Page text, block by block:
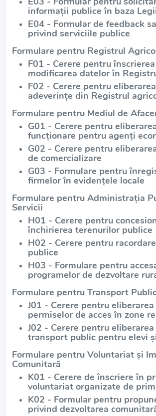
informații publice în baza
E04 - Formular de feedback
privind serviciile publice
Formulare pentru Registrul
F01 - Cerere pentru
modificarea datelor în
F02 - Cerere pentru
adeverințe din Registrul
Formulare pentru Mediul de
G01 - Cerere pentru
funcționare pentru agenți
G02 - Cerere pentru
de comercializare
G03 - Formulare pentru
firmelor în evidențele locale
Formulare pentru Administrația
Servicii
H01 - Cerere pentru
închirierea terenurilor publice
H02 - Cerere pentru
publice
H03 - Formulare pentru
programelor de dezvoltare
Formulare pentru Transport
J01 - Cerere pentru
permiselor de acces în zone
J02 - Cerere pentru
transport public pentru elevi
Formulare pentru Voluntariat și
Comunitară
K01 - Cerere de înscriere în
voluntariat organizate de
K02 - Formular pentru
privind dezvoltarea